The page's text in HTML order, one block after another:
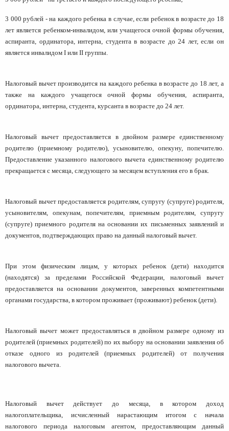
3 000 рублей - на каждого ребенка в случае, если ребенок в возрасте до 18
лет является ребенком-инвалидом, или учащегося очной формы обучения,
аспиранта, ординатора, интерна, студента в возрасте до 24 лет, если он
является инвалидом I или II группы.
Налоговый вычет производится на каждого ребенка в возрасте до 18 лет, а
также на каждого учащегося очной формы обучения, аспиранта,
ординатора, интерна, студента, курсанта в возрасте до 24 лет.
Налоговый вычет предоставляется в двойном размере единственному
родителю (приемному родителю), усыновителю, опекуну, попечителю.
Предоставление указанного налогового вычета единственному родителю
прекращается с месяца, следующего за месяцем вступления его в брак.
Налоговый вычет предоставляется родителям, супругу (супруге) родителя,
усыновителям, опекунам, попечителям, приемным родителям, супругу
(супруге) приемного родителя на основании их письменных заявлений и
документов, подтверждающих право на данный налоговый вычет.
При этом физическим лицам, у которых ребенок (дети) находится
(находятся) за пределами Российской Федерации, налоговый вычет
предоставляется на основании документов, заверенных компетентными
органами государства, в котором проживает (проживают) ребенок (дети).
Налоговый вычет может предоставляться в двойном размере одному из
родителей (приемных родителей) по их выбору на основании заявления об
отказе одного из родителей (приемных родителей) от получения
налогового вычета.
Налоговый вычет действует до месяца, в котором доход
налогоплательщика, исчисленный нарастающим итогом с начала
налогового периода налоговым агентом, предоставляющим данный